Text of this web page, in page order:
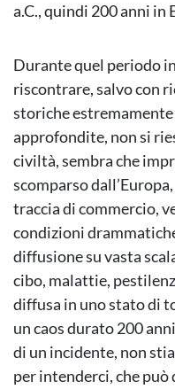
a.C., quindi 200 anni in
Durante quel periodo
riscontrare, salvo con
storiche
approfondite, non si
civiltà, sembra che
scomparso
traccia di commercio,
condizioni
diffusione su vasta
cibo, malattie,
diffusa in uno stato di
un caos durato 200
di un incidente, non
per intenderci, che